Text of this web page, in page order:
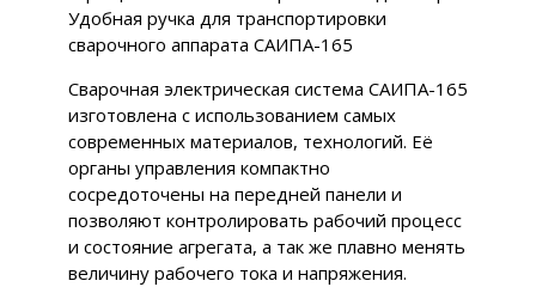
Удобная ручка для транспортировки
сварочного аппарата САИПА-165
Сварочная электрическая система САИПА-165
изготовлена с использованием самых
современных материалов, технологий. Её
органы управления компактно
сосредоточены на передней панели и
позволяют контролировать рабочий процесс
и состояние агрегата, а так же плавно менять
величину рабочего тока и напряжения.